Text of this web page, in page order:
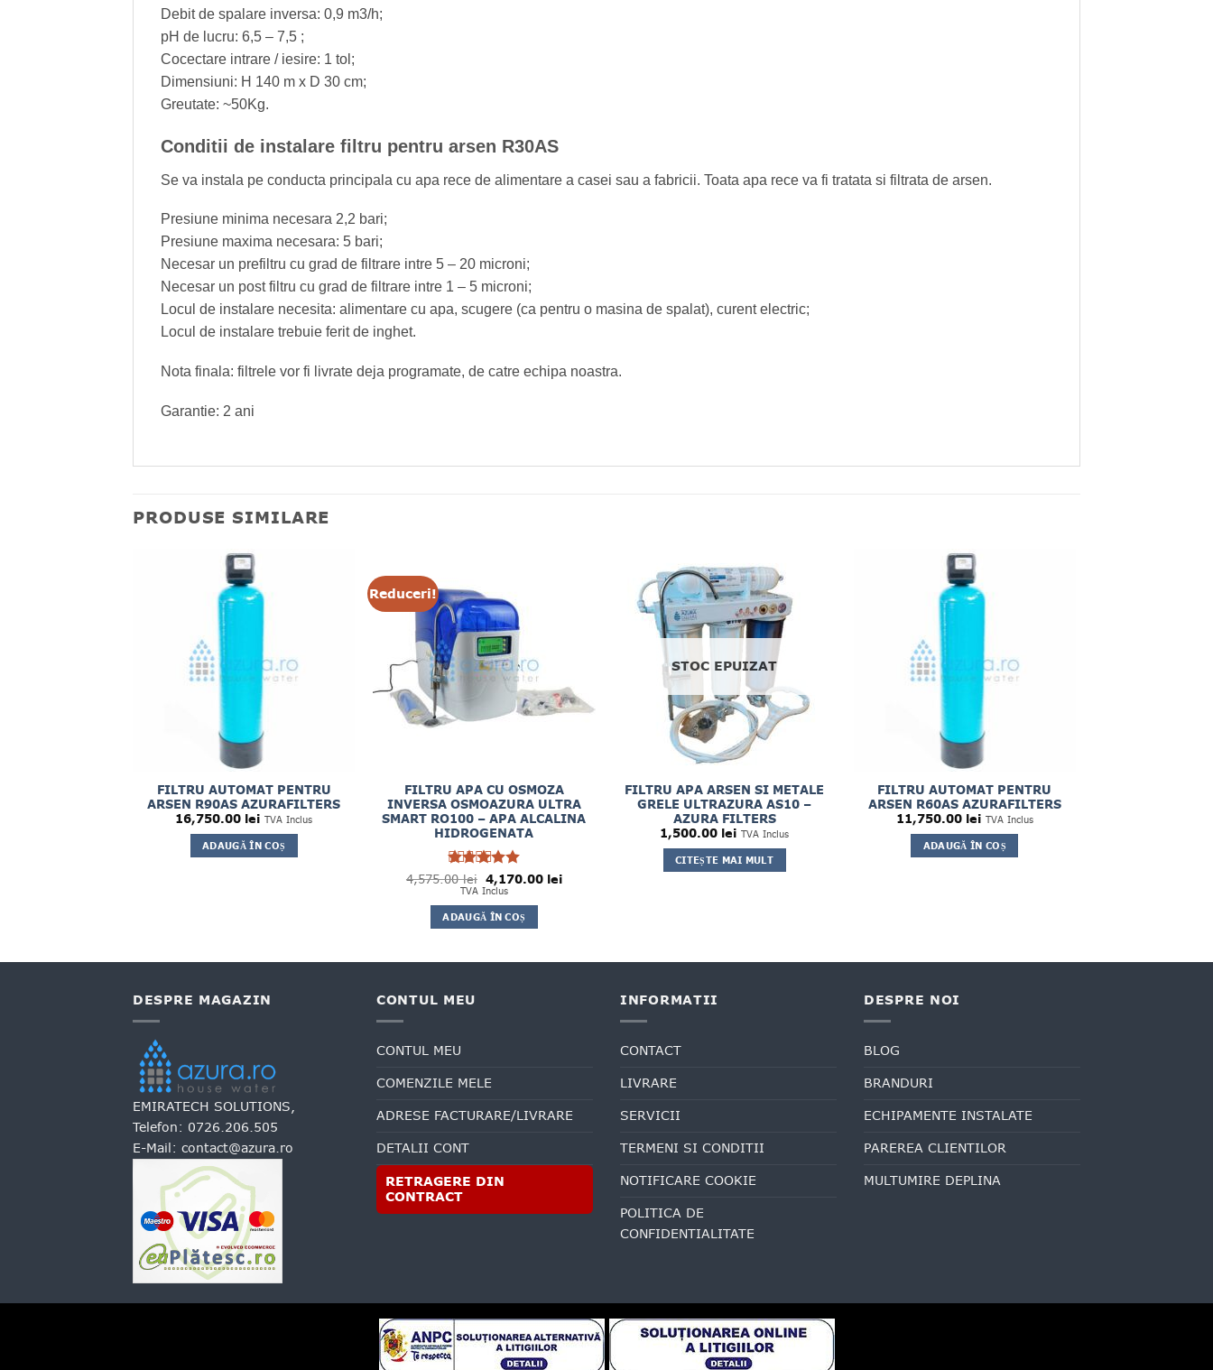
Debit de spalare inversa: 0,9 m3/h;
pH de lucru: 6,5 – 7,5 ;
Cocectare intrare / iesire: 1 tol;
Dimensiuni: H 140 m x D 30 cm;
Greutate: ~50Kg.
Conditii de instalare filtru pentru arsen R30AS
Se va instala pe conducta principala cu apa rece de alimentare a casei sau a fabricii. Toata apa rece va fi tratata si filtrata de arsen.
Presiune minima necesara 2,2 bari;
Presiune maxima necesara: 5 bari;
Necesar un prefiltru cu grad de filtrare intre 5 – 20 microni;
Necesar un post filtru cu grad de filtrare intre 1 – 5 microni;
Locul de instalare necesita: alimentare cu apa, scugere (ca pentru o masina de spalat), curent electric;
Locul de instalare trebuie ferit de inghet.
Nota finala: filtrele vor fi livrate deja programate, de catre echipa noastra.
Garantie: 2 ani
PRODUSE SIMILARE
FILTRU AUTOMAT PENTRU
ARSEN R90AS AZURAFILTERS
16,750.00 lei TVA Inclus
ADAUGĂ ÎN COȘ
Reduceri!
FILTRU APA CU OSMOZA
INVERSA OSMOAZURA ULTRA
SMART RO100 – APA ALCALINA
HIDROGENATA
Evaluat la
din 5
4,575.00lei Prețul
inițial
fost:
4,575.00 lei.
4,170.00 leiPrețul
TVA Inclus
ADAUGĂ ÎN COȘ
STOC EPUIZAT
FILTRU APA ARSEN SI METALE
GRELE ULTRAZURA AS10 –
AZURA FILTERS
1,500.00 lei TVA Inclus
CITEȘTE MAI MULT
FILTRU AUTOMAT PENTRU
ARSEN R60AS AZURAFILTERS
11,750.00 lei TVA Inclus
ADAUGĂ ÎN COȘ
DESPRE MAGAZIN
EMIRATECH SOLUTIONS,
Telefon: 0726.206.505
E-Mail: contact@azura.ro
CONTUL MEU
CONTUL MEU
COMENZILE MELE
ADRESE FACTURARE/LIVRARE
DETALII CONT
RETRAGERE DIN
CONTRACT
INFORMATII
CONTACT
LIVRARE
SERVICII
TERMENI SI CONDITII
NOTIFICARE COOKIE
POLITICA DE
CONFIDENTIALITATE
DESPRE NOI
BLOG
BRANDURI
ECHIPAMENTE INSTALATE
PAREREA CLIENTILOR
MULTUMIRE DEPLINA